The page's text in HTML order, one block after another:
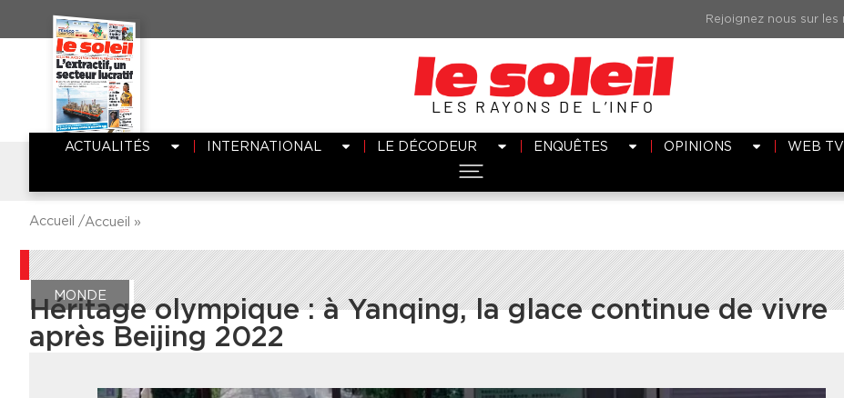
LES RAYONS DE L’INFO
ACTUALITÉS INTERNATIONAL LE DÉCODEUR ENQUÊTES OPINIONS WEB TV
Accueil /Accueil »
MONDE
Héritage olympique : à Yanqing, la glace continue de vivre
après Beijing 2022